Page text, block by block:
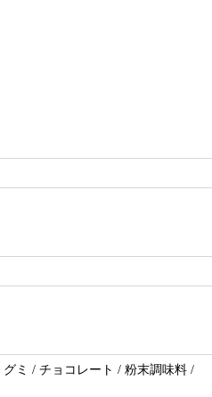
ミ / チョコレート / 粉末調味料 /